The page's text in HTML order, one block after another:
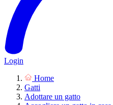
Login
Home
Gatti
Adottare un gatto